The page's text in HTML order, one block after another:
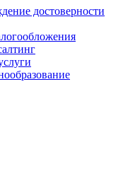
достоверности